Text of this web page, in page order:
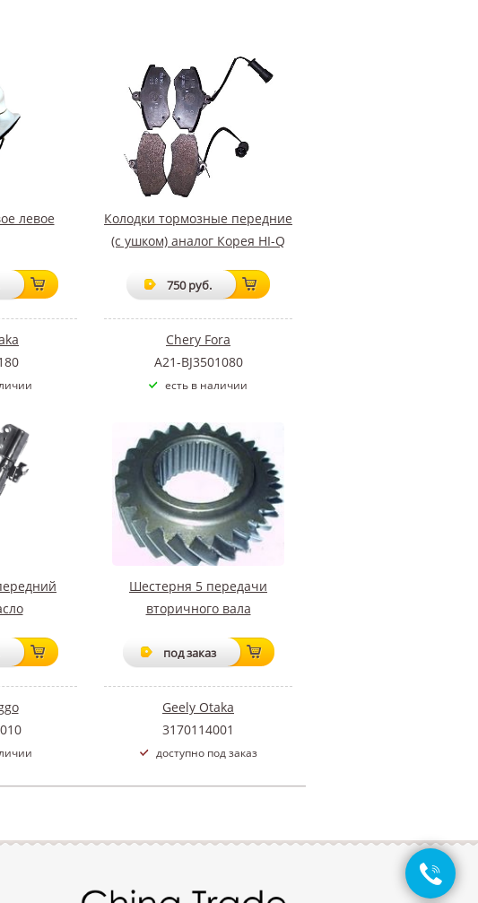
левое
Колодки тормозные передние
(с ушком) аналог Корея HI-Q
750 руб.
Chery Fora
A21-BJ3501080
есть в наличии
Шестерня 5 передачи
вторичного вала
под заказ
Geely Otaka
3170114001
доступно под заказ